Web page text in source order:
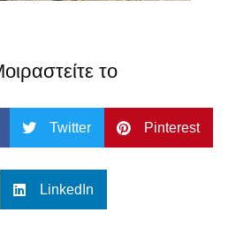
το
Twitter Pinterest
LinkedIn